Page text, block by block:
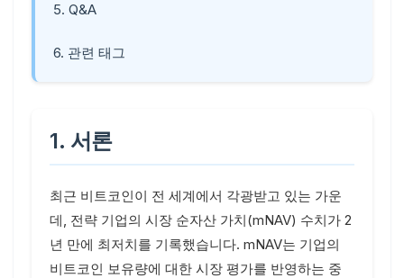
5. Q&A
6. 관련 태그
1. 서론
최근 비트코인이 전 세계에서 각광받고 있는 가운
데, 전략 기업의 시장 순자산 가치(mNAV) 수치가 2
년 만에 최저치를 기록했습니다. mNAV는 기업의
비트코인 보유량에 대한 시장 평가를 반영하는 중